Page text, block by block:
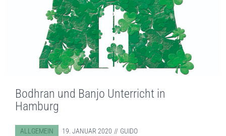
Bodhran und Banjo Unterricht in
Hamburg
ABGELEGT IN:
ALLGEMEIN 19. JANUAR 2020 GUIDO